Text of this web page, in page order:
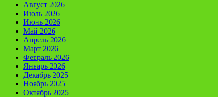
Август 2026
Июль 2026
Июнь 2026
Май 2026
Апрель 2026
Март 2026
Февраль 2026
Январь 2026
Декабрь 2025
Ноябрь 2025
Октябрь 2025